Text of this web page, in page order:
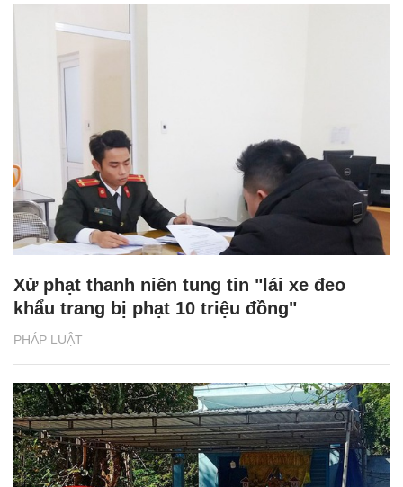
PHÁP LUẬT
Xử phạt thanh niên tung tin "lái xe đeo
khẩu trang bị phạt 10 triệu đồng"